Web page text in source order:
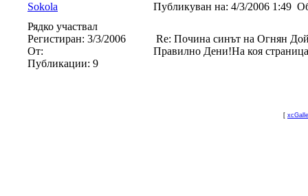
Sokola Публикуван на: 4/3/2006 1:49
Рядко участвал
Регистиран: 3/3/2006
От:
Публикации: 9
Re: Почина синът на Огнян
Правилно Дени!На коя страница
[